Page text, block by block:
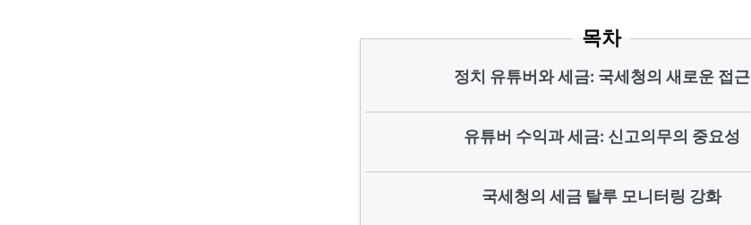
목차
정치 유튜버와 세금: 국세청의 새로운 접근
유튜버 수익과 세금: 신고의무의 중요성
국세청의 세금 탈루 모니터링 강화